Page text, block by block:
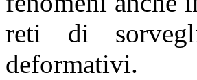
reti di
deformativi.